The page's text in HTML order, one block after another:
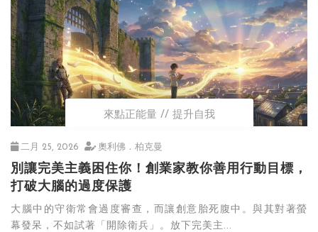
來點正能量 提升自我
二月 25, 2026 奧利佛．柏克曼
別讓完美主義困住你！創業家教你善用行動目標，
打破大腦的過度保護
大腦中的守衛常會過度審查，而讓創意胎死腹中。與其對著螢
幕發呆，不如試著「開除衛兵」。放下完美主...